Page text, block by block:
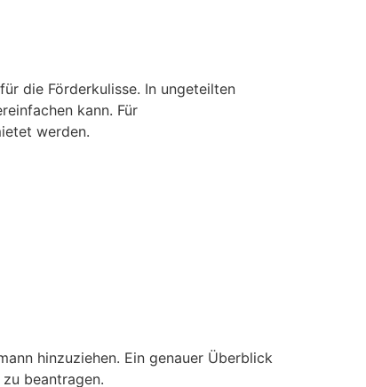
die Förderkulisse. In ungeteilten
kann. Für
werden.
hinzuziehen. Ein genauer Überblick
beantragen.